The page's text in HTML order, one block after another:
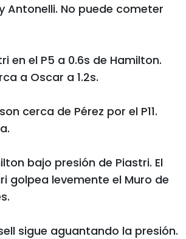
Antonelli. No puede cometer
en el P5 a 0.6s de Hamilton.
a Oscar a 1.2s.
cerca de Pérez por el P11.
bajo presión de Piastri. El
golpea levemente el Muro de
sigue aguantando la presión.